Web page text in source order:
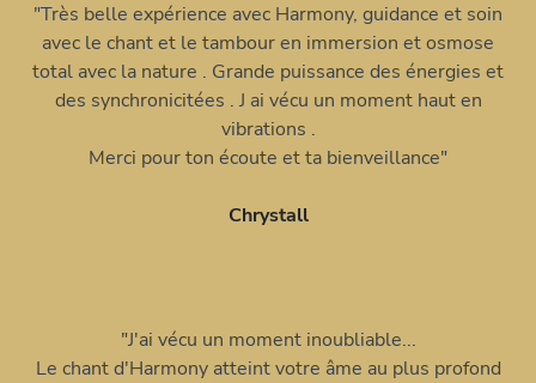
"Très belle expérience avec Harmony, guidance et soin
avec le chant et le tambour en immersion et osmose
total avec la nature . Grande puissance des énergies et
des synchronicitées . J ai vécu un moment haut en
vibrations .
Merci pour ton écoute et ta bienveillance"
Chrystall
"J'ai vécu un moment inoubliable...
Le chant d'Harmony atteint votre âme au plus profond